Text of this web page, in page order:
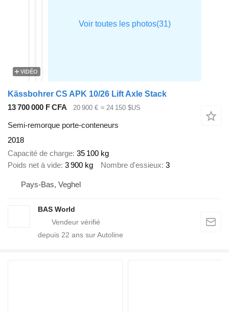
VIDÉO
Kässbohrer CS APK 10/26 Lift Axle Stack
13 700 000 F CFA
20 900 € ≈ 24 150 $US
Semi-remorque porte-conteneurs
2018
Capacité de charge 35 100 kg
Poids net à vide 3 900 kg Nombre d'essieux 3
Pays-Bas, Veghel
BAS World
depuis 22 ans sur Autoline